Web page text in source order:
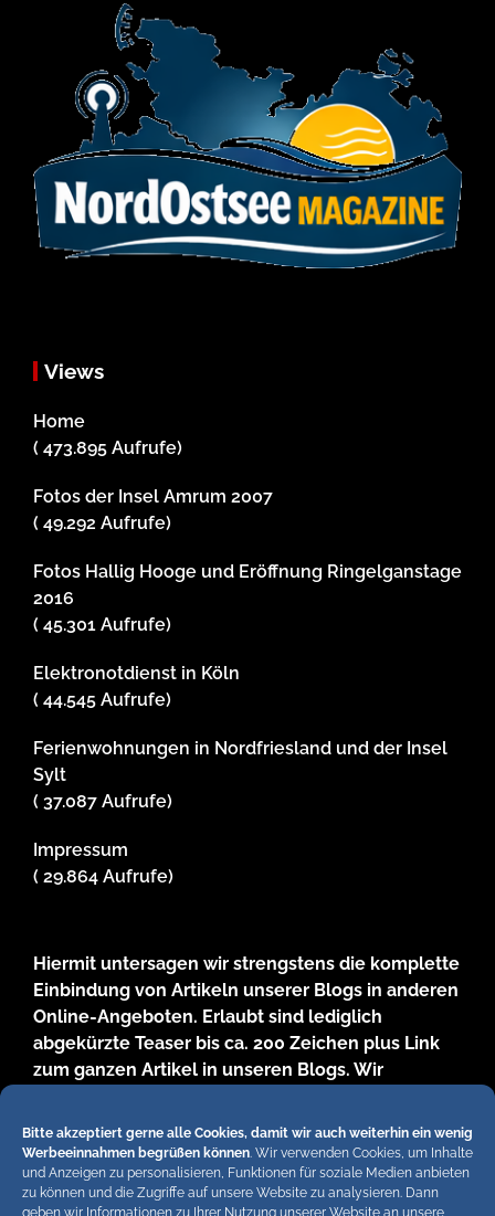
Bitte akzeptiert gerne alle Cookies, damit wir auch weiterhin ein wenig
Werbeeinnahmen begrüßen können. Wir verwenden Cookies, um Inhalte
und Anzeigen zu personalisieren, Funktionen für soziale Medien anbieten
zu können und die Zugriffe auf unsere Website zu analysieren. Dann
geben wir Informationen zu Ihrer Nutzung unserer Website an unsere
Views
Home
( 473.895 Aufrufe)
Fotos der Insel Amrum 2007
( 49.292 Aufrufe)
Fotos Hallig Hooge und Eröffnung Ringelganstage
2016
( 45.301 Aufrufe)
Elektronotdienst in Köln
( 44.545 Aufrufe)
Ferienwohnungen in Nordfriesland und der Insel
Sylt
( 37.087 Aufrufe)
Impressum
( 29.864 Aufrufe)
Hiermit untersagen wir strengstens die komplette
Einbindung von Artikeln unserer Blogs in anderen
Online-Angeboten. Erlaubt sind lediglich
abgekürzte Teaser bis ca. 200 Zeichen plus Link
zum ganzen Artikel in unseren Blogs. Wir
vor. Die Redaktion!